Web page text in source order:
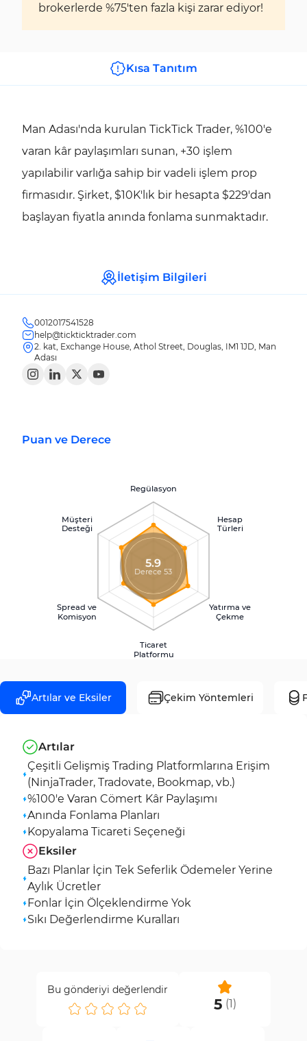
brokerlerde %75'ten fazla kişi zarar ediyor!
Kısa Tanıtım
Man Adası'nda kurulan TickTick Trader, %100'e
varan kâr paylaşımları sunan, +30 işlem
yapılabilir varlığa sahip bir vadeli işlem prop
firmasıdır. Şirket, $10K'lık bir hesapta $229'dan
başlayan fiyatla anında fonlama sunmaktadır.
İletişim Bilgileri
0012017541528
help@tickticktrader.com
2. kat, Exchange House, Athol Street, Douglas, IM1 1JD, Man
Adası
Puan ve Derece
Regülasyon
Hesap
Türleri
Yatırma ve
Çekme
Ticaret
Platformu
Spread ve
Komisyon
Müşteri
Desteği
5.9
Derece 53
Artılar ve Eksiler Çekim Yöntemleri
Artılar
Çeşitli Gelişmiş Trading Platformlarına Erişim
(NinjaTrader, Tradovate, Bookmap, vb.)
%100'e Varan Cömert Kâr Paylaşımı
Anında Fonlama Planları
Kopyalama Ticareti Seçeneği
Eksiler
Bazı Planlar İçin Tek Seferlik Ödemeler Yerine
Aylık Ücretler
Fonlar İçin Ölçeklendirme Yok
Sıkı Değerlendirme Kuralları
5 (1 )
Bu gönderiyi değerlendir